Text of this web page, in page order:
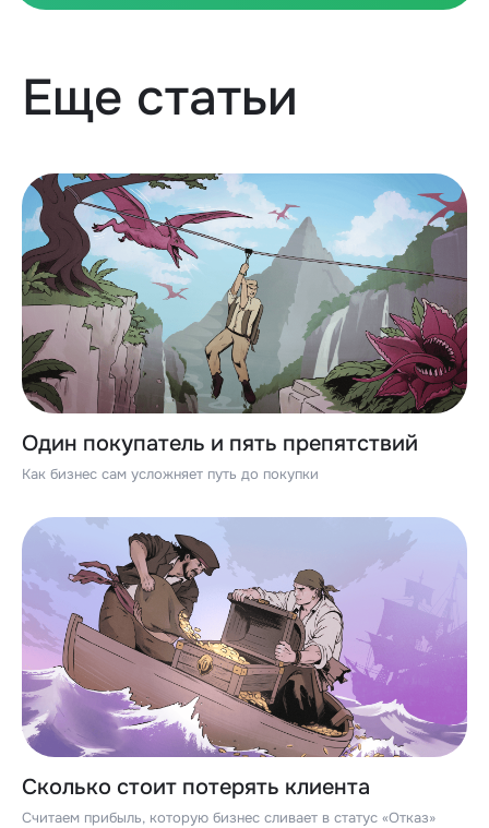
Еще статьи
Один покупатель и пять препятствий
Как бизнес сам усложняет путь до покупки
Сколько стоит потерять клиента
Считаем прибыль, которую бизнес сливает в статус «Отказ»